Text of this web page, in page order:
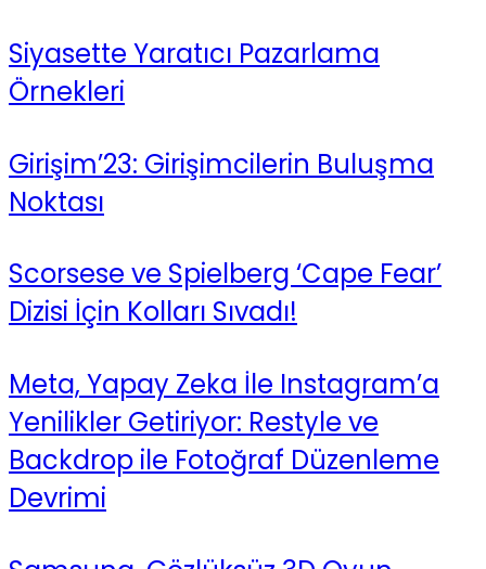
Siyasette Yaratıcı Pazarlama
Örnekleri
Girişim’23: Girişimcilerin Buluşma
Noktası
Scorsese ve Spielberg ‘Cape Fear’
Dizisi İçin Kolları Sıvadı!
Meta, Yapay Zeka İle Instagram’a
Yenilikler Getiriyor: Restyle ve
Backdrop ile Fotoğraf Düzenleme
Devrimi